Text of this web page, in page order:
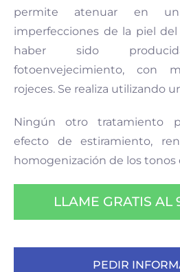
permite atenuar en
imperfecciones de la piel
haber sido
fotoenvejecimiento, con
rojeces. Se realiza utilizando
Ningún otro tratamiento
efecto de estiramiento,
homogenización de los tonos
LLAME GRATIS AL
PEDIR